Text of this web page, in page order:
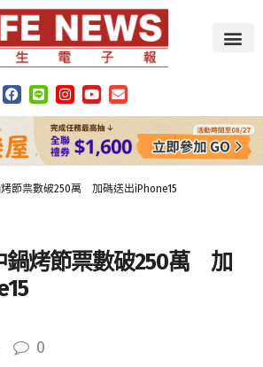
節票數破250萬 加碼送出iPhone15
鍋烤節票數破250萬 加
0